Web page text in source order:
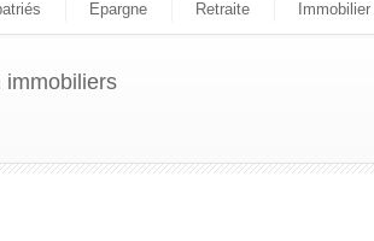
Epargne Retraite Immobilier
immobiliers